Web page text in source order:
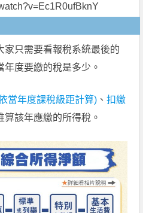
家只需要看報稅系統最後的
年度要繳的稅是多少。
當年度課稅級距計算) 、扣繳
算該年應繳的所得稅。